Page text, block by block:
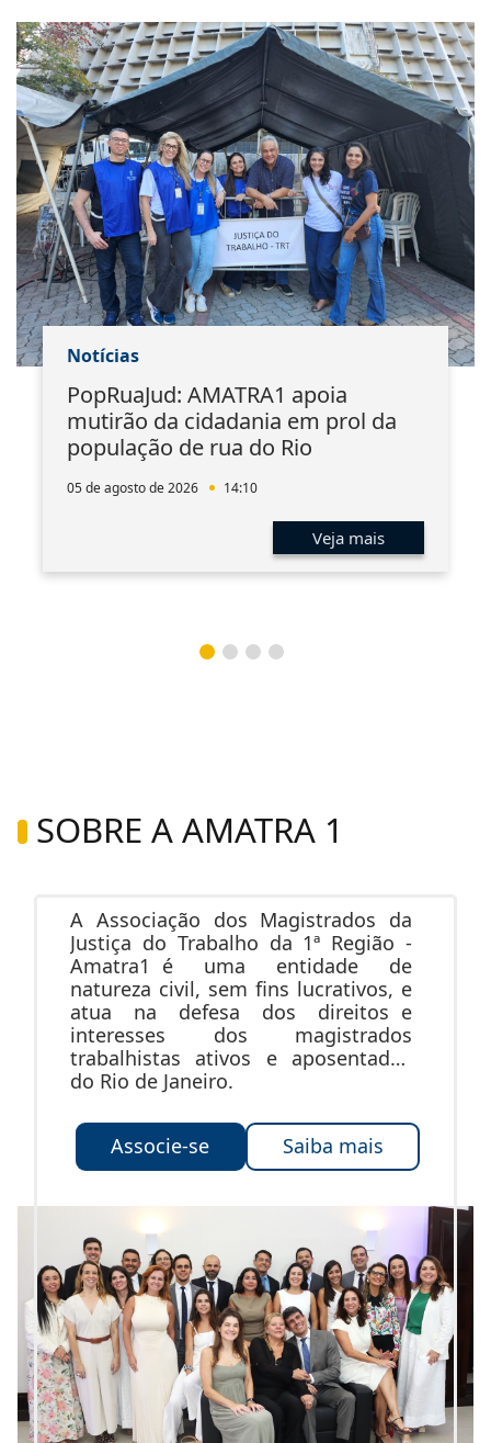
Notícias
PopRuaJud: AMATRA1 apoia
mutirão da cidadania em prol da
população de rua do Rio
05 de agosto de 2026 14:10
Veja mais
SOBRE A AMATRA 1
A Associação dos Magistrados da
Justiça do Trabalho da 1ª Região -
Amatra1 é uma entidade de
natureza civil, sem fins lucrativos, e
atua na defesa dos direitos e
interesses dos magistrados
trabalhistas ativos e aposentados
do Rio de Janeiro.
Associe-se Saiba mais